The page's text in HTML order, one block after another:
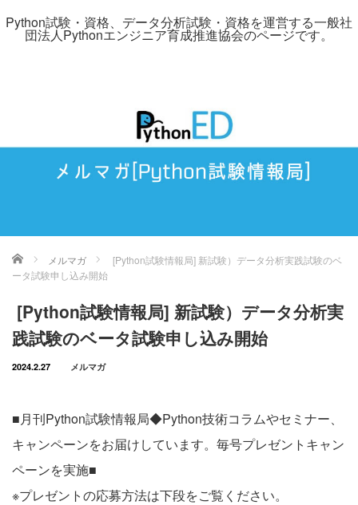
Python試験・資格、データ分析試験・資格を運営する一般社
団法人Pythonエンジニア育成推進協会のページです。
ホーム メルマガ
[Python試験情報局] 新試験）データ分析実践試験のベ
ータ試験申し込み開始
[Python試験情報局] 新試験）データ分析実
践試験のベータ試験申し込み開始
2024.2.27 メルマガ
■月刊Python試験情報局◆Python技術コラムやセミナー、
キャンペーンをお届けしています。毎号プレゼントキャン
ペーンを実施■
※プレゼントの応募方法は下段をご覧ください。